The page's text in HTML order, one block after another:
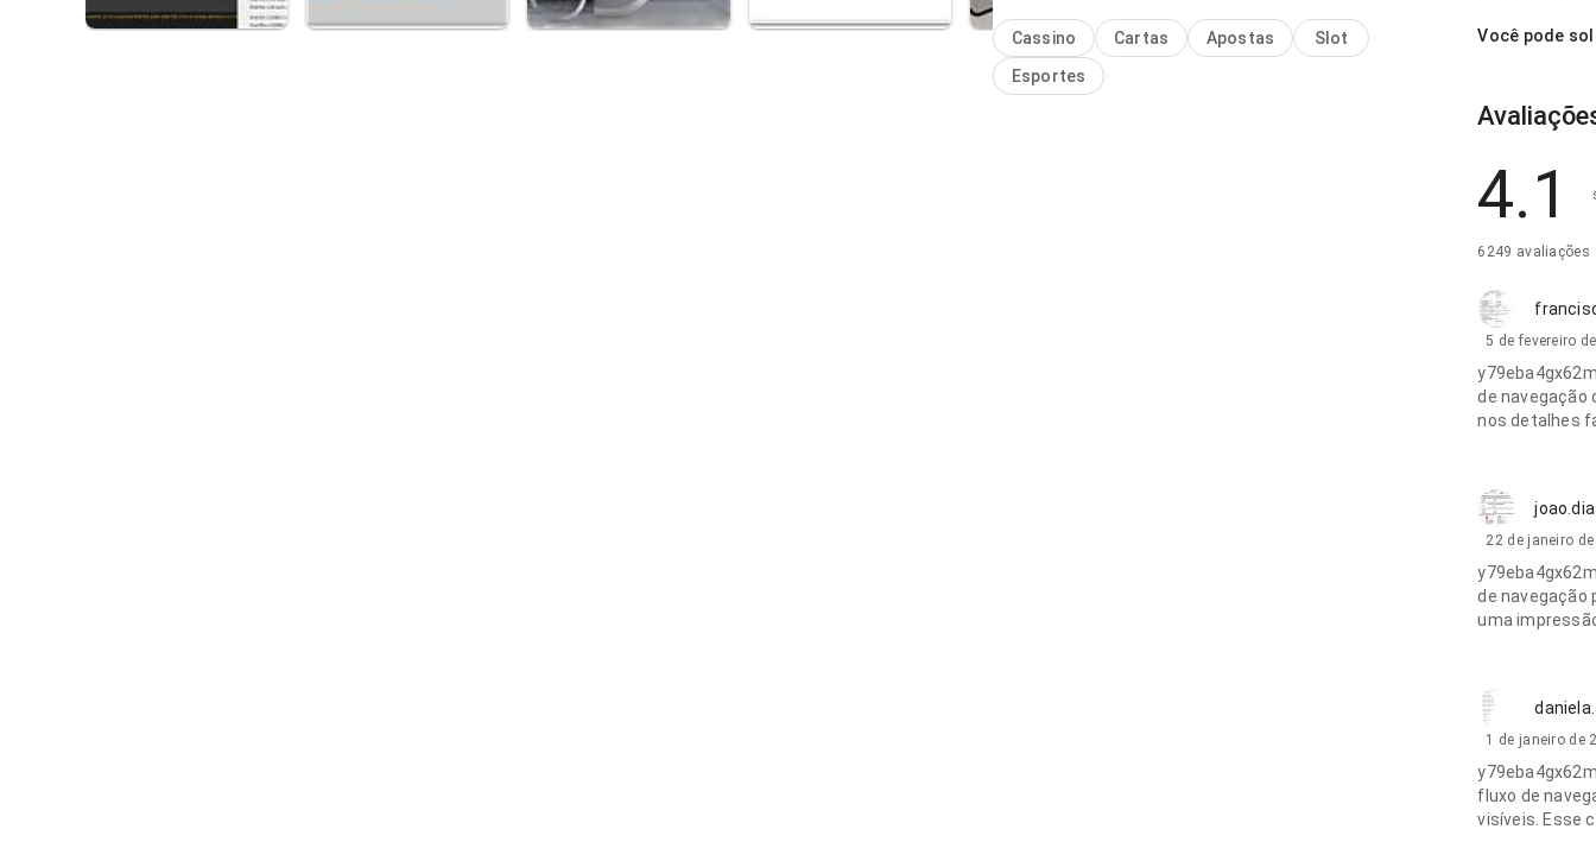
Cassino Cartas Apostas
Slot
Esportes
Você pode
4.1
6249 avaliações
5 de fevereiro
de navegação
nos detalhes
22 de janeiro
de navegação
uma
1 de janeiro de
fluxo de
visíveis. Esse